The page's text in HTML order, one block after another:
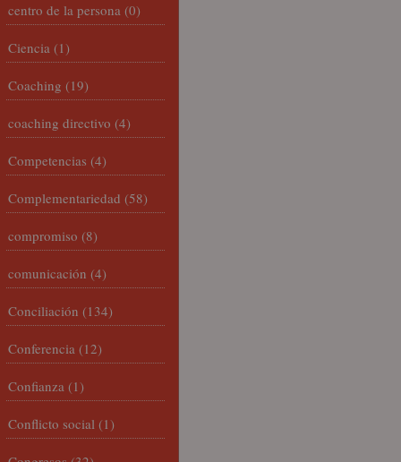
centro de la persona (0)
Ciencia (1)
Coaching (19)
coaching directivo (4)
Competencias (4)
Complementariedad (58)
compromiso (8)
comunicación (4)
Conciliación (134)
Conferencia (12)
Confianza (1)
Conflicto social (1)